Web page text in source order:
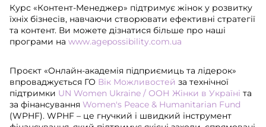
Курс «Контент-Менеджер» підтримує жінок у розвитку
їхніх бізнесів, навчаючи створювати ефективні стратегії
та контент. Ви можете дізнатися більше про наші
програми на www.agepossibility.com.ua
Проєкт «Онлайн-академія підприємиць та лідерок»
впроваджується ГО Вік Можливостей за технічної
підтримки UN Women Ukraine / ООН Жінки в Україні та
за фінансування Women's Peace & Humanitarian Fund
(WPHF). WPHF – це гнучкий і швидкий інструмент